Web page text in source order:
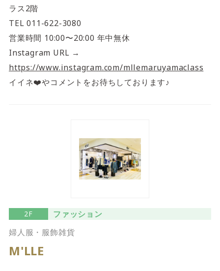
ラス2階
TEL 011-622-3080
営業時間 10:00〜20:00 年中無休
Instagram URL →
https://www.instagram.com/mllemaruyamaclass
イイネ❤️やコメントをお待ちしております♪
2F
ファッション
婦人服・服飾雑貨
M'LLE